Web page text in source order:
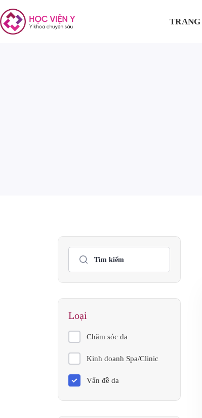
Loại
Chăm sóc da
Kinh doanh Spa/Clinic
Vấn đề da